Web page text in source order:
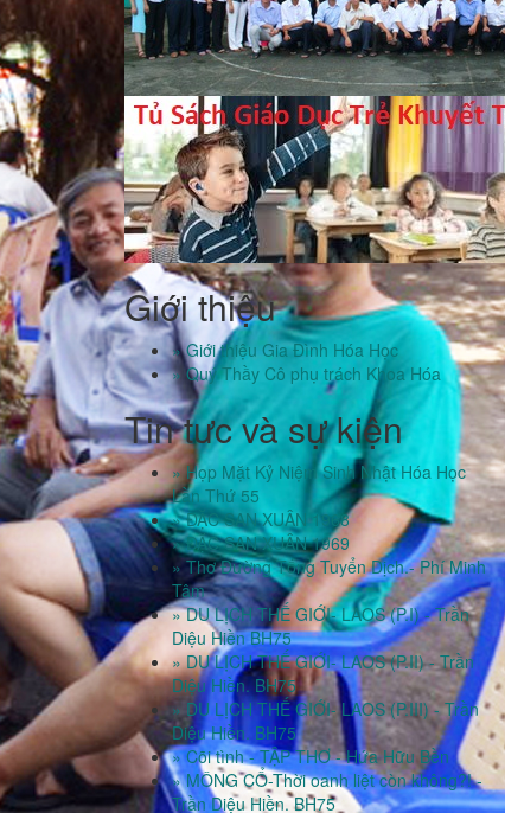
Giới thiệu
» Giới thiệu Gia Đình Hóa Học
» Quý Thầy Cô phụ trách Khoa Hóa
Tin tưc và sự kiện
» Họp Mặt Kỷ Niệm Sinh Nhật Hóa Học
Lần Thứ 55
» ĐẶC SAN XUÂN 1968
» ĐẶC SAN XUÂN 1969
» Thơ Đường Tống Tuyển Dịch.- Phí Minh
Tâm
» DU LỊCH THẾ GIỚI- LAOS (P.I) - Trần
Diệu Hiền BH75
» DU LỊCH THẾ GIỚI- LAOS (P.II) - Trần
Diệu Hiền. BH75
» DU LỊCH THẾ GIỚI- LAOS (P.III) - Trần
Diệu Hiền. BH75
» Cõi tình - TẬP THƠ - Hứa Hữu Bền
» MÔNG CỔ-Thời oanh liệt còn không?! -
Trần Diệu Hiền. BH75